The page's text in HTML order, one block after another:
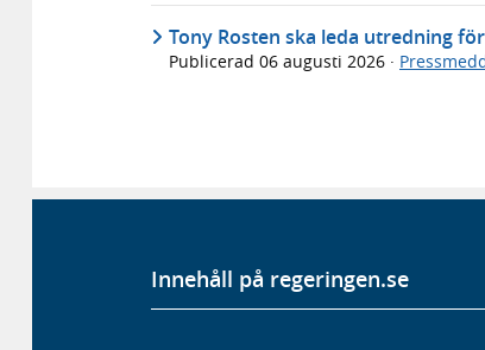
Tony Rosten ska leda utredning
Publicerad 06 augusti 2026 ·
Innehåll på regeringen.se